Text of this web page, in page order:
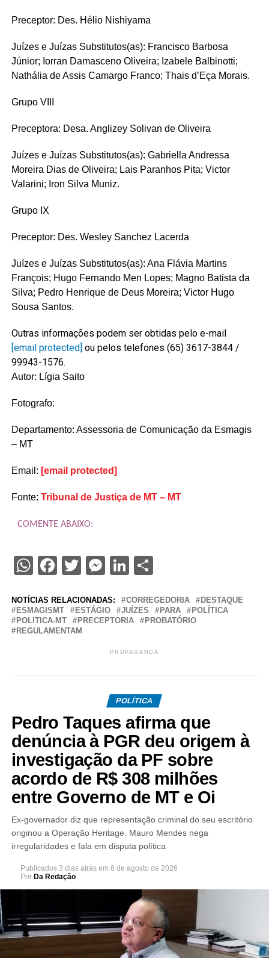
Preceptor: Des. Hélio Nishiyama
Juízes e Juízas Substitutos(as): Francisco Barbosa
Júnior; Iorran Damasceno Oliveira; Izabele Balbinotti;
Nathália de Assis Camargo Franco; Thais d’Eça Morais.
Grupo VIII
Preceptora: Desa. Anglizey Solivan de Oliveira
Juízes e Juízas Substitutos(as): Gabriella Andressa
Moreira Dias de Oliveira; Lais Paranhos Pita; Victor
Valarini; Iron Silva Muniz.
Grupo IX
Preceptor: Des. Wesley Sanchez Lacerda
Juízes e Juízas Substitutos(as): Ana Flávia Martins
François; Hugo Fernando Men Lopes; Magno Batista da
Silva; Pedro Henrique de Deus Moreira; Victor Hugo
Sousa Santos.
Outras informações podem ser obtidas pelo e-mail
[email protected] ou pelos telefones (65) 3617-3844 /
99943-1576.
Autor: Lígia Saito
Fotografo:
Departamento: Assessoria de Comunicação da Esmagis
– MT
Email: [email protected]
Fonte: Tribunal de Justiça de MT – MT
COMENTE ABAIXO:
WhatsApp
Facebook
TwitterMessenger
LinkedIn
NOTÍCIAS RELACIONADAS: CORREGEDORIA
DESTAQUE
ESMAGISMT
ESTÁGIO JUÍZES PARA
POLÍTICA
POLITICA-MT
PRECEPTORIA
PROBATÓRIO
REGULAMENTAM
PROPAGANDA
POLÍTICA
Pedro Taques afirma que
denúncia à PGR deu origem à
investigação da PF sobre
acordo de R$ 308 milhões
entre Governo de MT e Oi
Ex-governador diz que representação criminal do seu escritório
originou a Operação Heritage. Mauro Mendes nega
irregularidades e fala em disputa política
Publicados 3 dias atrás em 6 de agosto de 2026
Por Da Redação